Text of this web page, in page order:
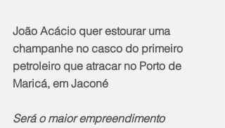
João Acácio quer estourar uma
champanhe no casco do primeiro
petroleiro que atracar no Porto de
Maricá, em Jaconé
Será o maior empreendimento